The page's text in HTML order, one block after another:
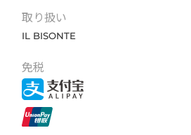
取り扱い
IL BISONTE
免税